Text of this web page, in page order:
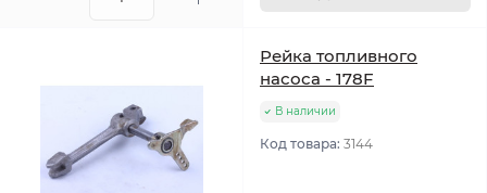
Рейка топливного
насоса - 178F
В наличии
Код товара: 3144